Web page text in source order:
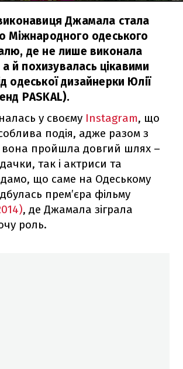
Джамала стала
Міжнародного одеського
де не лише виконала
а й похизувалась цікавими
одеської дизайнерки Юлії
PASKAL).
у своєму Instagram, що
подія, адже разом з
пройшла довгий шлях –
так і актриси та
що саме на Одеському
прем’єра фільму
, де Джамала зіграла
роль.⠀